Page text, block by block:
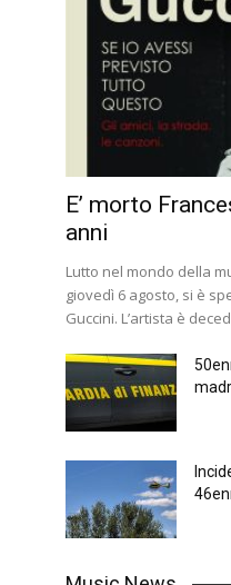
E’ morto
anni
Lutto nel mondo della
giovedì 6 agosto, si è
Guccini. L’artista è